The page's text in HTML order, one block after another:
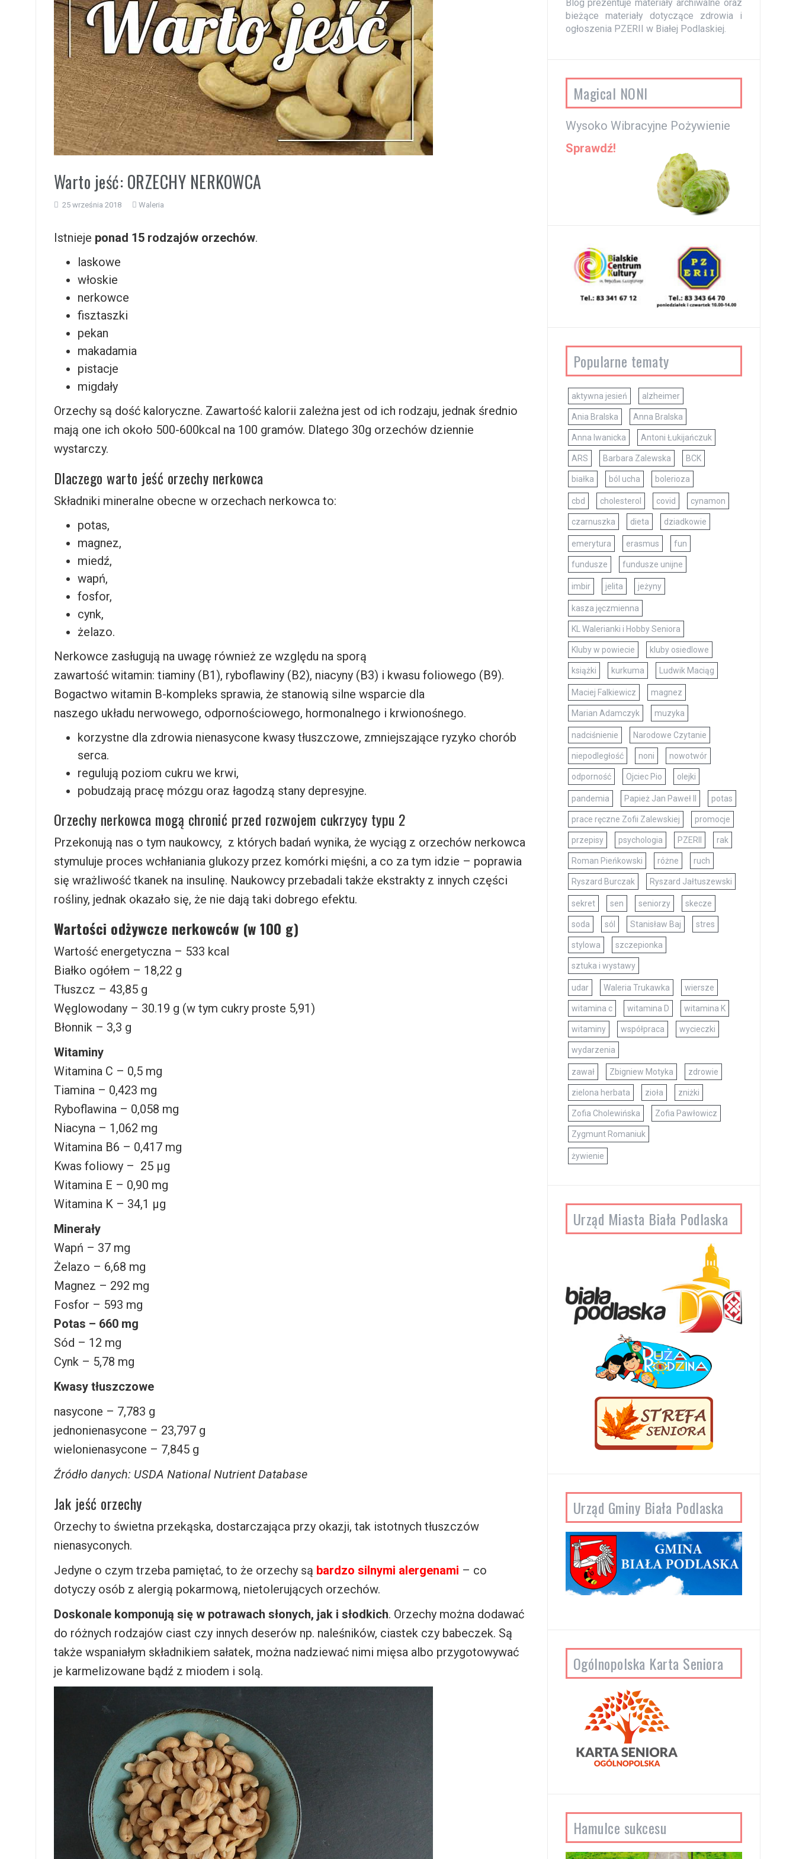
Warto jeść: ORZECHY NERKOWCA
25 września 2018 Waleria
Istnieje ponad 15 rodzajów orzechów.
laskowe
włoskie
nerkowce
fisztaszki
pekan
makadamia
pistacje
migdały
Orzechy są dość kaloryczne. Zawartość kalorii zależna jest od ich rodzaju, jednak średnio
mają one ich około 500-600kcal na 100 gramów. Dlatego 30g orzechów dziennie
wystarczy.
Dlaczego warto jeść orzechy nerkowca
Składniki mineralne obecne w orzechach nerkowca to:
potas,
magnez,
miedź,
wapń,
fosfor,
cynk,
żelazo.
Nerkowce zasługują na uwagę również ze względu na sporą
zawartość witamin: tiaminy (B1), ryboflawiny (B2), niacyny (B3) i kwasu foliowego (B9).
Bogactwo witamin B-kompleks sprawia, że stanowią silne wsparcie dla
naszego układu nerwowego, odpornościowego, hormonalnego i krwionośnego.
korzystne dla zdrowia nienasycone kwasy tłuszczowe, zmniejszające ryzyko chorób
serca.
regulują poziom cukru we krwi,
pobudzają pracę mózgu oraz łagodzą stany depresyjne.
Orzechy nerkowca mogą chronić przed rozwojem cukrzycy typu 2
Przekonują nas o tym naukowcy, z których badań wynika, że wyciąg z orzechów nerkowca
stymuluje proces wchłaniania glukozy przez komórki mięśni, a co za tym idzie – poprawia
się wrażliwość tkanek na insulinę. Naukowcy przebadali także ekstrakty z innych części
rośliny, jednak okazało się, że nie dają taki dobrego efektu.
Wartości odżywcze nerkowców (w 100 g)
Wartość energetyczna – 533 kcal
Białko ogółem – 18,22 g
Tłuszcz – 43,85 g
Węglowodany – 30.19 g (w tym cukry proste 5,91)
Błonnik – 3,3 g
Witaminy
Witamina C – 0,5 mg
Tiamina – 0,423 mg
Ryboflawina – 0,058 mg
Niacyna – 1,062 mg
Witamina B6 – 0,417 mg
Kwas foliowy – 25 µg
Witamina E – 0,90 mg
Witamina K – 34,1 µg
Minerały
Wapń – 37 mg
Żelazo – 6,68 mg
Magnez – 292 mg
Fosfor – 593 mg
Potas – 660 mg
Sód – 12 mg
Cynk – 5,78 mg
Kwasy tłuszczowe
nasycone – 7,783 g
jednonienasycone – 23,797 g
wielonienasycone – 7,845 g
Źródło danych: USDA National Nutrient Database
Jak jeść orzechy
Orzechy to świetna przekąska, dostarczająca przy okazji, tak istotnych tłuszczów
nienasyconych.
Jedyne o czym trzeba pamiętać, to że orzechy są bardzo silnymi alergenami – co
dotyczy osób z alergią pokarmową, nietolerujących orzechów.
Doskonale komponują się w potrawach słonych, jak i słodkich. Orzechy można dodawać
do różnych rodzajów ciast czy innych deserów np. naleśników, ciastek czy babeczek. Są
także wspaniałym składnikiem sałatek, można nadziewać nimi mięsa albo przygotowywać
je karmelizowane bądź z miodem i solą.
Blog prezentuje materiały archiwalne oraz
bieżące materiały dotyczące zdrowia i
ogłoszenia PZERII w Białej Podlaskiej.
Magical NONI
Wysoko Wibracyjne Pożywienie
Sprawdź!
Popularne tematy
aktywna jesień alzheimer
Ania Bralska Anna Bralska
Anna Iwanicka Antoni Łukijańczuk
ARS Barbara Zalewska BCK
białka ból ucha bolerioza
cbd cholesterol covid cynamon
czarnuszka dieta dziadkowie
emerytura erasmus fun
fundusze fundusze unijne
imbir jelita jeżyny
kasza jęczmienna
KL Walerianki i Hobby Seniora
Kluby w powiecie kluby osiedlowe
książki kurkuma Ludwik Maciąg
Maciej Falkiewicz magnez
Marian Adamczyk muzyka
nadciśnienie Narodowe Czytanie
niepodległość noni nowotwór
odporność Ojciec Pio olejki
pandemia Papież Jan Paweł II potas
prace ręczne Zofii Zalewskiej promocje
przepisy psychologia PZERII rak
Roman Pieńkowski różne ruch
Ryszard Burczak Ryszard Jałtuszewski
sekret sen seniorzy skecze
soda sól Stanisław Baj stres
stylowa szczepionka
sztuka i wystawy
udar Waleria Trukawka wiersze
witamina c witamina D witamina K
witaminy współpraca wycieczki
wydarzenia
zawał Zbigniew Motyka zdrowie
zielona herbata zioła zniżki
Zofia Cholewińska Zofia Pawłowicz
Zygmunt Romaniuk
żywienie
Urząd Miasta Biała Podlaska
Urząd Gminy Biała Podlaska
Ogólnopolska Karta Seniora
Hamulce sukcesu